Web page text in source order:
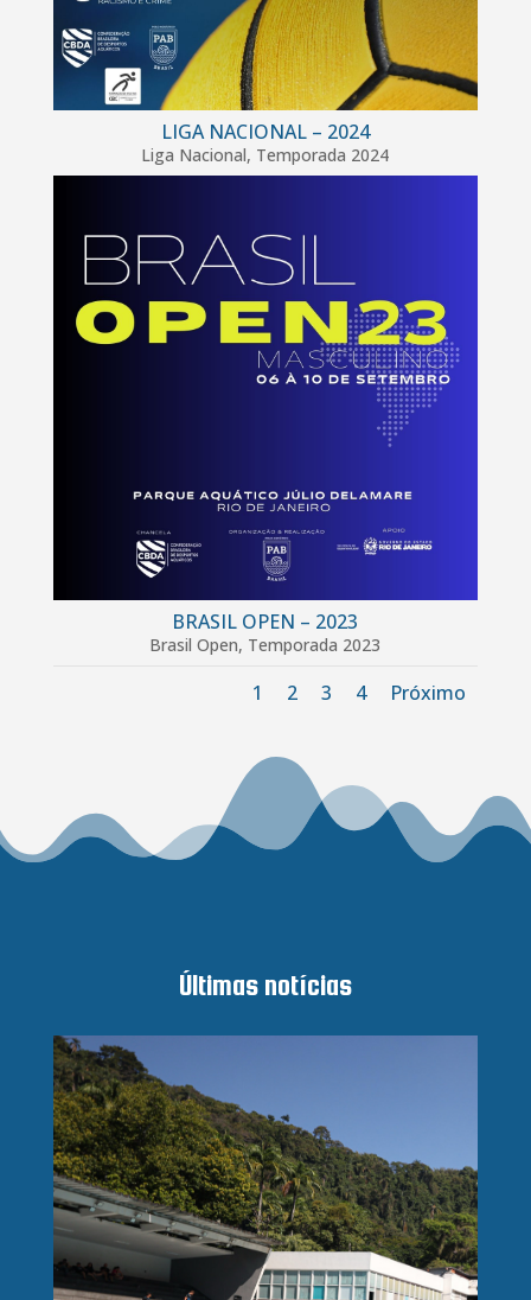
LIGA NACIONAL – 2024
Liga Nacional, Temporada 2024
BRASIL OPEN – 2023
Brasil Open, Temporada 2023
1 2 3 4 Próximo
Últimas notícias